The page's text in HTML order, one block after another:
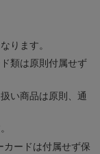
ります。
類は原則付属せず
い商品は原則、通
ードは付属せず保